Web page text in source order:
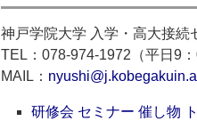
神戸学院大学 入学・高大接続
TEL：078-974-1972（平日9：
MAIL：
研修会 セミナー 催し物